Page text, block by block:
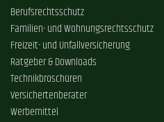
Berufsrechtsschutz
Familien- und Wohnungsrechtsschutz
Freizeit- und Unfallversicherung
Ratgeber & Downloads
Technikbroschüren
Versichertenberater
Werbemittel